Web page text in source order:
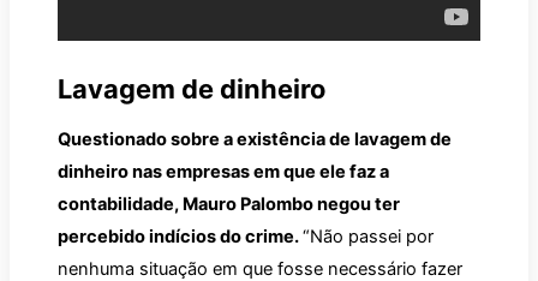
Lavagem de dinheiro
Questionado sobre a existência de lavagem de
dinheiro nas empresas em que ele faz a
contabilidade, Mauro Palombo negou ter
percebido indícios do crime.“Não passei por
nenhuma situação em que fosse necessário fazer